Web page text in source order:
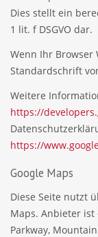
Dies stellt ein
1 lit. f DSGVO dar.
Wenn Ihr Browser
Standardschrift
Weitere
https://
https://
Google Maps
Diese Seite nutzt
Maps. Anbieter ist
Parkway, Mountain